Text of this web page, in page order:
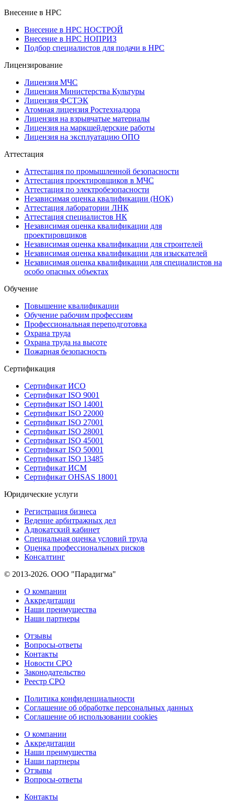
Внесение в НРС
Внесение в НРС НОСТРОЙ
Внесение в НРС НОПРИЗ
Подбор специалистов для подачи в НРС
Лицензирование
Лицензия МЧС
Лицензия Министерства Культуры
Лицензия ФСТЭК
Атомная лицензия Ростехнадзора
Лицензия на взрывчатые материалы
Лицензия на маркшейдерские работы
Лицензия на эксплуатацию ОПО
Аттестация
Аттестация по промышленной безопасности
Аттестация проектировщиков в МЧС
Аттестация по электробезопасности
Независимая оценка квалификации (НОК)
Аттестация лаборатории ЛНК
Аттестация специалистов НК
Независимая оценка квалификации для
проектировщиков
Независимая оценка квалификации для строителей
Независимая оценка квалификации для изыскателей
Независимая оценка квалификации для специалистов на
особо опасных объектах
Обучение
Повышение квалификации
Обучение рабочим профессиям
Профессиональная переподготовка
Охрана труда
Охрана труда на высоте
Пожарная безопасность
Сертификация
Сертификат ИСО
Сертификат ISO 9001
Сертификат ISO 14001
Сертификат ISO 22000
Сертификат ISO 27001
Сертификат ISO 28001
Сертификат ISO 45001
Сертификат ISO 50001
Сертификат ISO 13485
Сертификат ИСМ
Сертификат OHSAS 18001
Юридические услуги
Регистрация бизнеса
Ведение арбитражных дел
Адвокатский кабинет
Специальная оценка условий труда
Оценка профессиональных рисков
Консалтинг
© 2013-2026. ООО "Парадигма"
О компании
Аккредитации
Наши преимущества
Наши партнеры
Отзывы
Вопросы-ответы
Контакты
Новости СРО
Законодательство
Реестр СРО
Политика конфиденциальности
Соглашение об обработке персональных данных
Соглашение об использовании cookies
О компании
Аккредитации
Наши преимущества
Наши партнеры
Отзывы
Вопросы-ответы
Контакты